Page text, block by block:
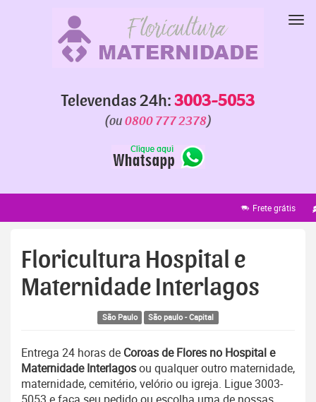
Televendas 24h: 3003-5053
(ou 0800 777 2378)
Faixa grátis
Floricultura Hospital e
Maternidade Interlagos
São Paulo São paulo - Capital
Entrega 24 horas de Coroas de Flores no Hospital e
Maternidade Interlagosou qualquer outro maternidade,
maternidade, cemitério, velório ou igreja. Ligue 3003-